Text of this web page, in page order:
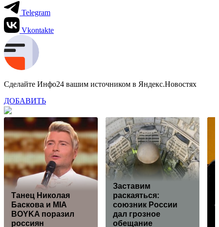
Telegram
Vkontakte
Сделайте Инфо24 вашим источником в Яндекс.Новостях
ДОБАВИТЬ
Танец Николая
Баскова и MIA
BOYKA поразил
россиян
Заставим
раскаяться:
союзник России
дал грозное
обещание